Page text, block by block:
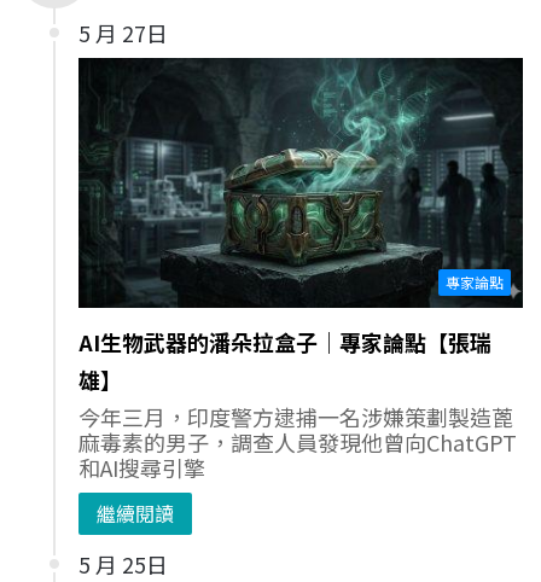
5 月 27日
專家論點
AI生物武器的潘朵拉盒子｜專家論點【張瑞
雄】
今年三月，印度警方逮捕一名涉嫌策劃製造蓖
麻毒素的男子，調查人員發現他曾向ChatGPT
和AI搜尋引擎
繼續閱讀
5 月 25日